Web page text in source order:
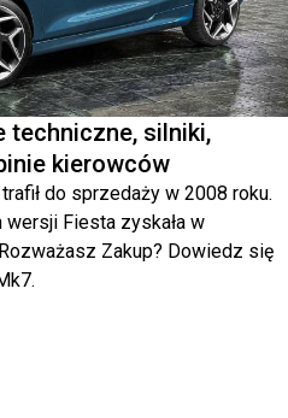
techniczne, silniki,
kierowców
do sprzedaży w 2008 roku.
Fiesta zyskała w
Zakup? Dowiedz się